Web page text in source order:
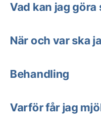
Vad kan jag göra
När och var ska
Behandling
Varför får jag